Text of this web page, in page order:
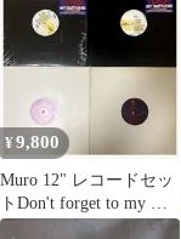
¥9,800
Muro 12" レコードセッ
トDon't forget to my men
他